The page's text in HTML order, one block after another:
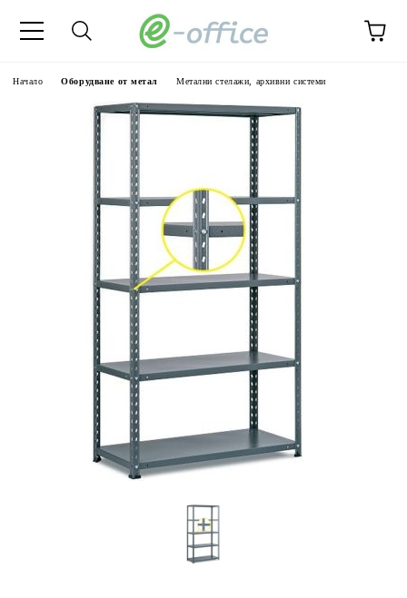
Начало Оборудване от метал Метални стелажи, архивни системи